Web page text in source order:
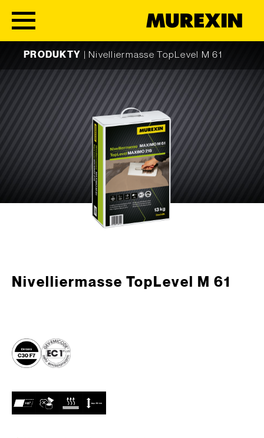
PRODUKTY
Nivelliermasse TopLevel M 61
Nivelliermasse TopLevel M 61